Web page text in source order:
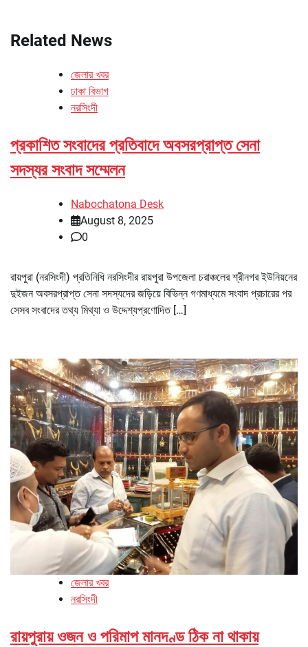
Related News
জেলার খবর
ঢাকা বিভাগ
নরসিংদী
প্রকাশিত সংবাদের প্রতিবাদে অবসরপ্রাপ্ত সেনা
সদস্যর সংবাদ সম্মেলন
Nabochatona Desk
August 8, 2025
0
রায়পুরা (নরসিংদী) প্রতিনিধি নরসিংদীর রায়পুরা উপজেলা চরাঞ্চলের শ্রীনগর ইউনিয়নের
দুইজন অবসরপ্রাপ্ত সেনা সদস্যদের জড়িয়ে বিভিন্ন গণমাধ্যমে সংবাদ প্রচারের পর
সেসব সংবাদের তথ্য মিথ্যা ও উদ্দেশ্যপ্রণোদিত […]
জেলার খবর
নরসিংদী
রায়পুরায় ওজন ও পরিমাপ মানদণ্ড ঠিক না থাকায়